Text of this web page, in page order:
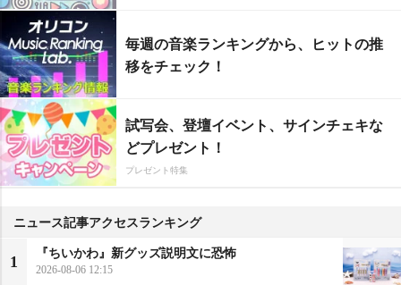
毎週の音楽ランキングから、ヒットの推
移をチェック！
試写会、登壇イベント、サインチェキな
どプレゼント！
プレゼント特集
ニュース記事アクセスランキング
1
『ちいかわ』新グッズ説明文に恐怖
2026-08-06 12:15